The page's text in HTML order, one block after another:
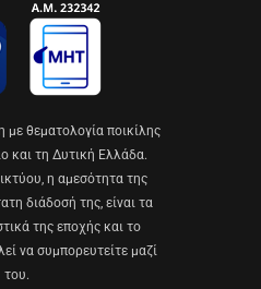
με θεματολογία ποικίλης
και τη Δυτική Ελλάδα.
η αμεσότητα της
διάδοσή της, είναι τα
της εποχής και το
να συμπορευτείτε μαζί
του.